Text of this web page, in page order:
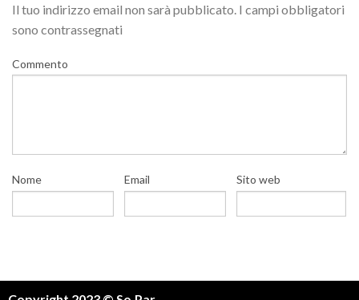
Il tuo indirizzo email non sarà pubblicato. I campi obbligatori
sono contrassegnati
Commento
Nome Email Sito web